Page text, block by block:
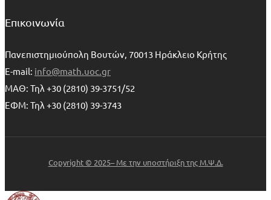
Επικοινωνία
Πανεπιστημιούπολη Βουτών, 70013 Ηράκλειο Κρήτης
E-mail: info@math.uoc.gr
ΜΑΘ: Τηλ +30 (2810) 39-3751/52
ΕΦΜ: Τηλ +30 (2810) 39-3743
Copyright © 2025– Με την υποστήριξη της Μ.Ψ.Δ.